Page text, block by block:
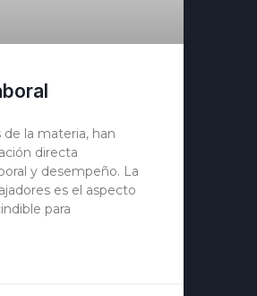
la materia, han
directa
y desempeño. La
es el aspecto
para